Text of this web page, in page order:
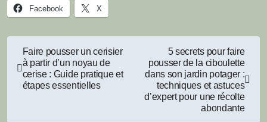
Facebook X
Navigation
de
Faire pousser un cerisier
à partir d’un noyau de
cerise : Guide pratique et
étapes essentielles
5 secrets pour faire
pousser de la ciboulette
dans son jardin potager :
techniques et astuces
d’expert pour une récolte
abondante